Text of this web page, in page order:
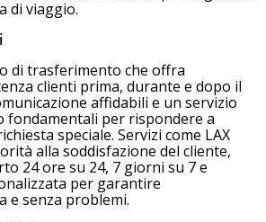
di viaggio.
di trasferimento che offra
clienti prima, durante e dopo il
affidabili e un servizio
fondamentali per rispondere a
speciale. Servizi come LAX
alla soddisfazione del cliente,
24 ore su 24, 7 giorni su 7 e
per garantire
e senza problemi.